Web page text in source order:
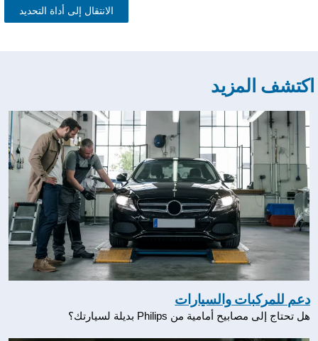
الانتقال إلى أداة التحديد
المزيد
دعم للمركبات والسيارات
هل تحتاج إلى مصابيح أمامية من Philips بديلة لسيارتك؟